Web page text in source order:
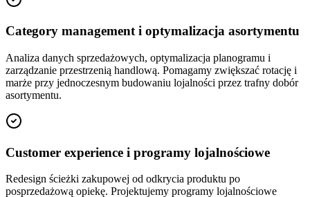
Category management i optymalizacja asortymentu
Analiza danych sprzedażowych, optymalizacja planogramu i
zarządzanie przestrzenią handlową. Pomagamy zwiększać rotację i
marże przy jednoczesnym budowaniu lojalności przez trafny dobór
asortymentu.
Customer experience i programy lojalnościowe
Redesign ścieżki zakupowej od odkrycia produktu po
posprzedażową opiekę. Projektujemy programy lojalnościowe